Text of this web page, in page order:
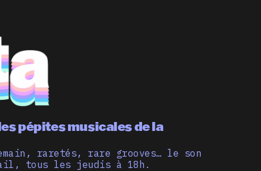
pépites musicales de la
raretés, rare grooves… le son
tous les jeudis à 18h.